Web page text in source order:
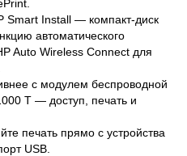
Smart Install — компакт-диск
автоматического
Auto Wireless Connect для
с модулем беспроводной
T — доступ, печать и
печать прямо с устройства
USB.